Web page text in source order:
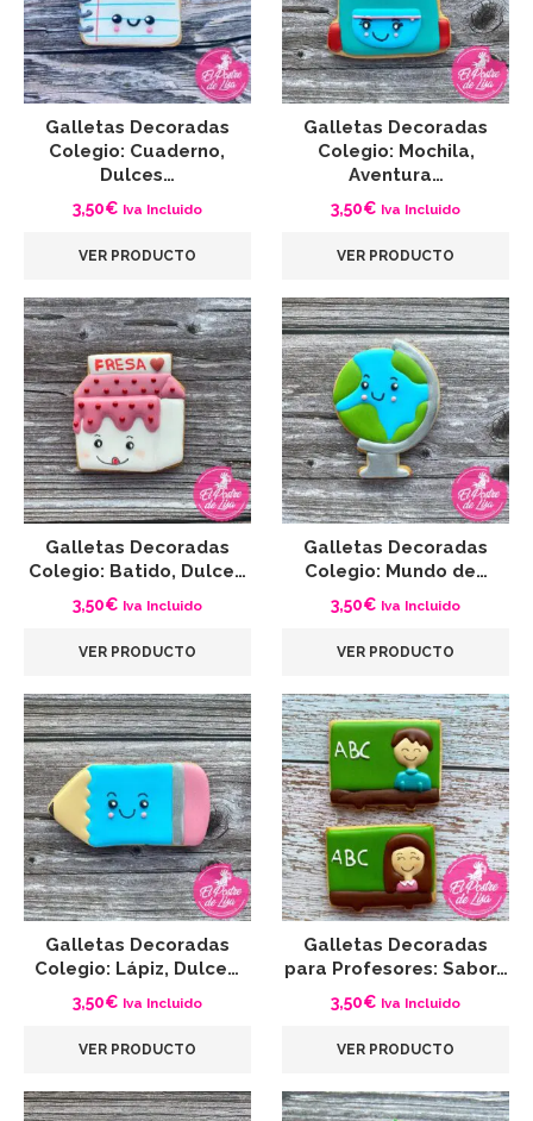
Galletas Decoradas
Colegio: Cuaderno,
Dulces…
3,50€ Iva Incluido
VER PRODUCTO
Galletas Decoradas
Colegio: Mochila,
Aventura…
3,50€ Iva Incluido
VER PRODUCTO
Galletas Decoradas
Colegio: Batido, Dulce…
3,50€ Iva Incluido
VER PRODUCTO
Galletas Decoradas
Colegio: Mundo de…
3,50€ Iva Incluido
VER PRODUCTO
Galletas Decoradas
Colegio: Lápiz, Dulce…
3,50€ Iva Incluido
VER PRODUCTO
Galletas Decoradas
para Profesores: Sabor…
3,50€ Iva Incluido
VER PRODUCTO